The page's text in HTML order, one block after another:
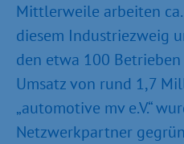
Mittlerweile arbeiten
diesem Industriezweig
den etwa 100
Umsatz von rund 1,7
„automotive mv e.V.“
Netzwerkpartner